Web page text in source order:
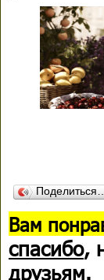
Поделиться…
Вам
спасибо,
друзьям.